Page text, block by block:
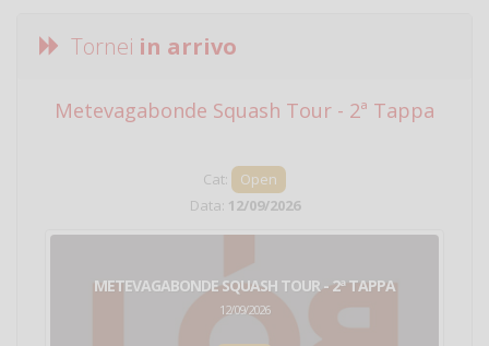
Tornei in arrivo
Metevagabonde Squash Tour - 2ª Tappa
Cat:
Open
Data: 12/09/2026
METEVAGABONDE SQUASH TOUR - 2ª TAPPA
12/09/2026